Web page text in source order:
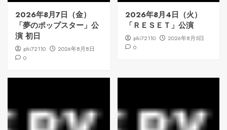
2026年8月7日（金）
「夢のポップスター」公
演 初日
phi72110
2026年8月8日
0
2026年8月4日（火）
「ＲＥＳＥＴ」公演
phi72110
2026年8月5日
0